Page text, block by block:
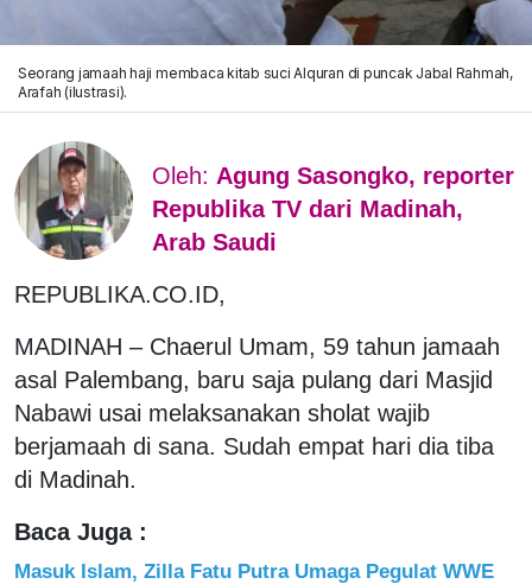
Seorang jamaah haji membaca kitab suci Alquran di puncak Jabal Rahmah,
Arafah (ilustrasi).
Oleh: Agung Sasongko, reporter
Republika TV dari Madinah,
Arab Saudi
REPUBLIKA.CO.ID,
MADINAH – Chaerul Umam, 59 tahun jamaah
asal Palembang, baru saja pulang dari Masjid
Nabawi usai melaksanakan sholat wajib
berjamaah di sana. Sudah empat hari dia tiba
di Madinah.
Baca Juga :
Masuk Islam, Zilla Fatu Putra Umaga Pegulat WWE